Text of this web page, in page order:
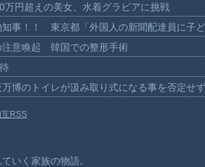
万円超えの美女、水着グラビアに挑戦
事！！ 東京都「外国人の新聞配達員に子
注意喚起 韓国での整形手術
博のトイレが汲み取り式になる事を否定せ
RSS
いく家族の物語。